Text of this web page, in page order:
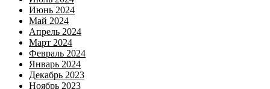
Июнь 2024
Май 2024
Апрель 2024
Март 2024
Февраль 2024
Январь 2024
Декабрь 2023
Ноябрь 2023